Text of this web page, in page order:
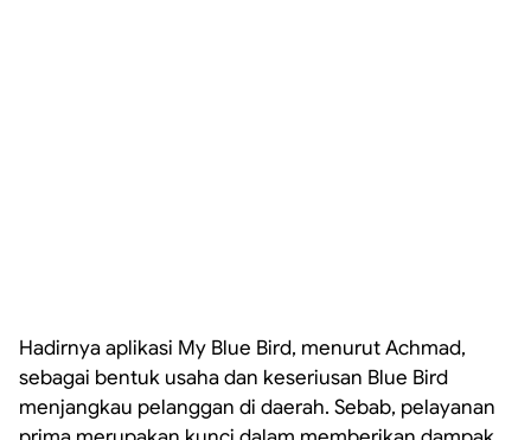
Hadirnya aplikasi My Blue Bird, menurut Achmad,
sebagai bentuk usaha dan keseriusan Blue Bird
menjangkau pelanggan di daerah. Sebab, pelayanan